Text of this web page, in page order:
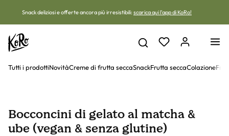
Snack deliziosi e offerte ancora più irresistibili: scarica qui l'app di KoRo!
Tutti i prodottiNovitàCreme di frutta seccaSnackFrutta seccaColazione
Bocconcini di gelato al matcha &
ube (vegan & senza glutine)